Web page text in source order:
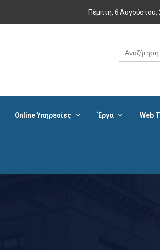
Πέμπτη, 6 Αυγούστου,
Search
for:
Online Υπηρεσίες Έργα Web